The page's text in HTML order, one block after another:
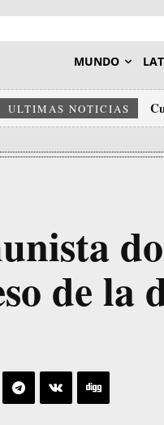
MUNDO
ULTIMAS NOTICIAS
de la